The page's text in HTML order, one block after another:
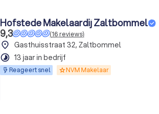
Hofstede Makelaardij Zaltbommel
9,3
(16reviews)
place Gasthuisstraat 32, Zaltbommel
timelapse 13 jaar in bedrijf
Reageert snel NVM Makelaar